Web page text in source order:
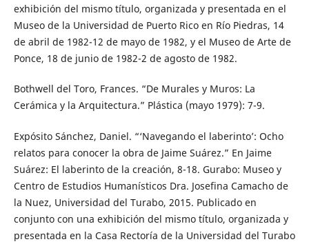
exhibición del mismo título, organizada y presentada en el
Museo de la Universidad de Puerto Rico en Río Piedras, 14
de abril de 1982-12 de mayo de 1982, y el Museo de Arte de
Ponce, 18 de junio de 1982-2 de agosto de 1982.
Bothwell del Toro, Frances. “De Murales y Muros: La
Cerámica y la Arquitectura.” Plástica (mayo 1979): 7-9.
Expósito Sánchez, Daniel. “‘Navegando el laberinto’: Ocho
relatos para conocer la obra de Jaime Suárez.” En Jaime
Suárez: El laberinto de la creación, 8-18. Gurabo: Museo y
Centro de Estudios Humanísticos Dra. Josefina Camacho de
la Nuez, Universidad del Turabo, 2015. Publicado en
conjunto con una exhibición del mismo título, organizada y
presentada en la Casa Rectoría de la Universidad del Turabo